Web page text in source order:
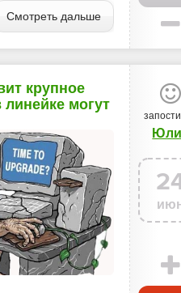
Смотреть дальше
крупное
могут
и наушники с
мира